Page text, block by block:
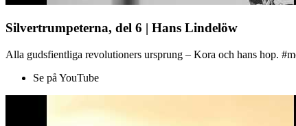
Silvertrumpeterna, del 6 | Hans Lindelöw
Alla gudsfientliga revolutioners ursprung – Kora och hans hop.
Se på YouTube